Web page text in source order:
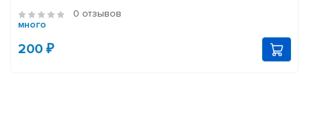
0 отзывов
много
200 ₽